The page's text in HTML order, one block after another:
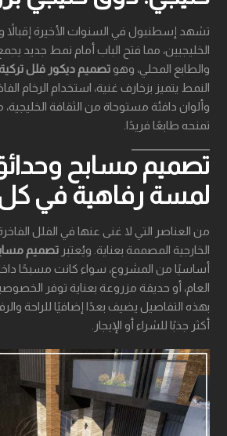
تشهد إسطنبول في السنوات الأخيرة
الخليجيين، مما فتح الباب أمام نمط جديد
والطابع المحلي، وهو تصميم ديكور فلل
النمط يتميز بزخارف غنية، استخدام الرخام
وألوان دافئة مستوحاة من الثقافة
تمنحه طابعًا فريدًا.
تصميم مسابح
لمسة رفاهية في
من العناصر التي لا غنى عنها في الفلل
الخارجية المصممة بعناية. ويُعتبر تصميم
أساسيًا من المشروع، سواء كانت مسبحًا
العام، أو حديقة مزروعة بعناية توفر
بهذه التفاصيل يضيف بعدًا إضافيًا للراحة
أكثر جذبًا للشراء أو الإيجار.